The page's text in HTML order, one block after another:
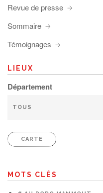
Revue de presse
Sommaire
Témoignages
LIEUX
Département
CARTE
MOTS CLÉS